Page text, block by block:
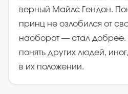
верный Майлс Гендон.
принц не озлобился от
наоборот — стал добрее.
понять других людей,
в их положении.